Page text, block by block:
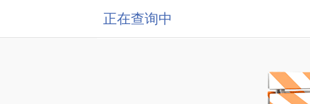
正在查询中